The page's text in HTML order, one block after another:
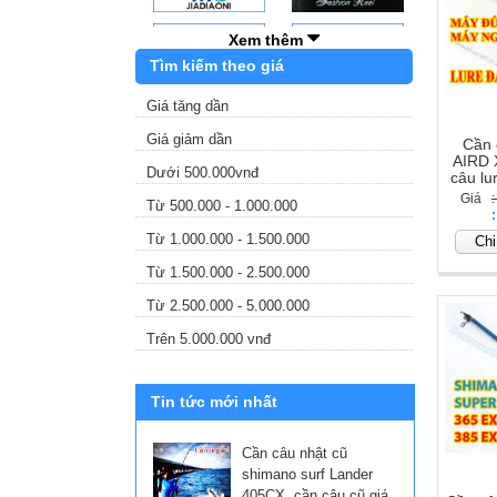
Xem thêm
Tìm kiếm theo giá
Giá tăng dần
Giá giảm dần
Dưới 500.000vnđ
Từ 500.000 - 1.000.000
Từ 1.000.000 - 1.500.000
Từ 1.500.000 - 2.500.000
Từ 2.500.000 - 5.000.000
Trên 5.000.000 vnđ
Tin tức mới nhất
Cần câu nhật cũ
shimano surf Lander
1. Cần
Cần
thương
xuất
thế giới
râu
sống,
nghĩ
ngày
hệ gia
Từ
rỡ.
chứng
Nói về
được
biến
Cần
AIRD
câu
Giá